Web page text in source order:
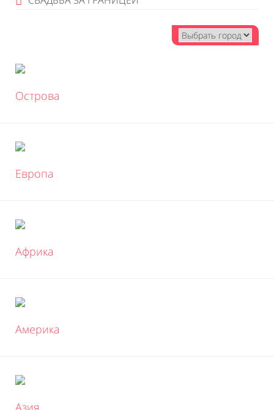
Острова
Европа
Африка
Америка
Азия